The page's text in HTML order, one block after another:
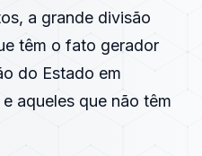
a grande divisão
têm o fato gerador
do Estado em
aqueles que não têm